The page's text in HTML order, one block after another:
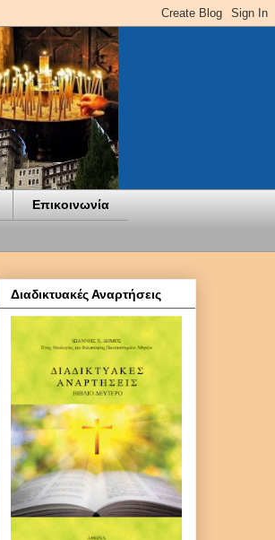
Επικοινωνία
Διαδικτυακές Αναρτήσεις